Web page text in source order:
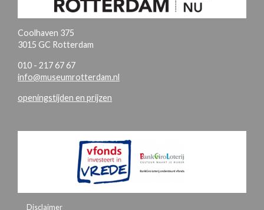
Coolhaven 375
3015 GC Rotterdam
010 - 217 67 67
info@museumrotterdam.nl
openingstijden en prijzen
Disclaimer